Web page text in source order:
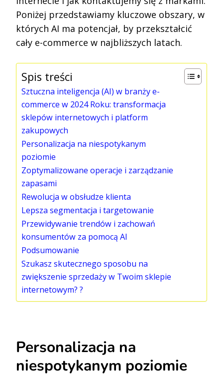
Poniżej przedstawiamy kluczowe obszary, w
których AI ma potencjał, by przekształcić
cały e-commerce w najbliższych latach.
Spis treści
Sztuczna inteligencja (AI) w branży e-
commerce w 2024 Roku: transformacja
sklepów internetowych i platform
zakupowych
Personalizacja na niespotykanym
poziomie
Zoptymalizowane operacje i zarządzanie
zapasami
Rewolucja w obsłudze klienta
Lepsza segmentacja i targetowanie
Przewidywanie trendów i zachowań
konsumentów za pomocą AI
Podsumowanie
Szukasz skutecznego sposobu na
zwiększenie sprzedaży w Twoim sklepie
internetowym? ?
Personalizacja na
niespotykanym poziomie